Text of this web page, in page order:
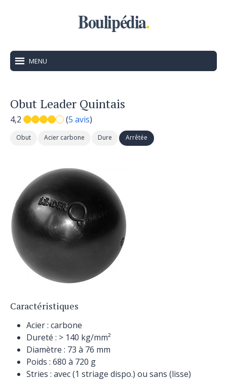
Boulipédia.
MENU
Obut Leader Quintais
4,2 (5 avis)
Obut Acier carbone Dure Arrêtée
Caractéristiques
Acier : carbone
Dureté : > 140 kg/mm²
Diamètre : 73 à 76 mm
Poids : 680 à 720 g
Stries : avec (1 striage dispo.) ou sans (lisse)